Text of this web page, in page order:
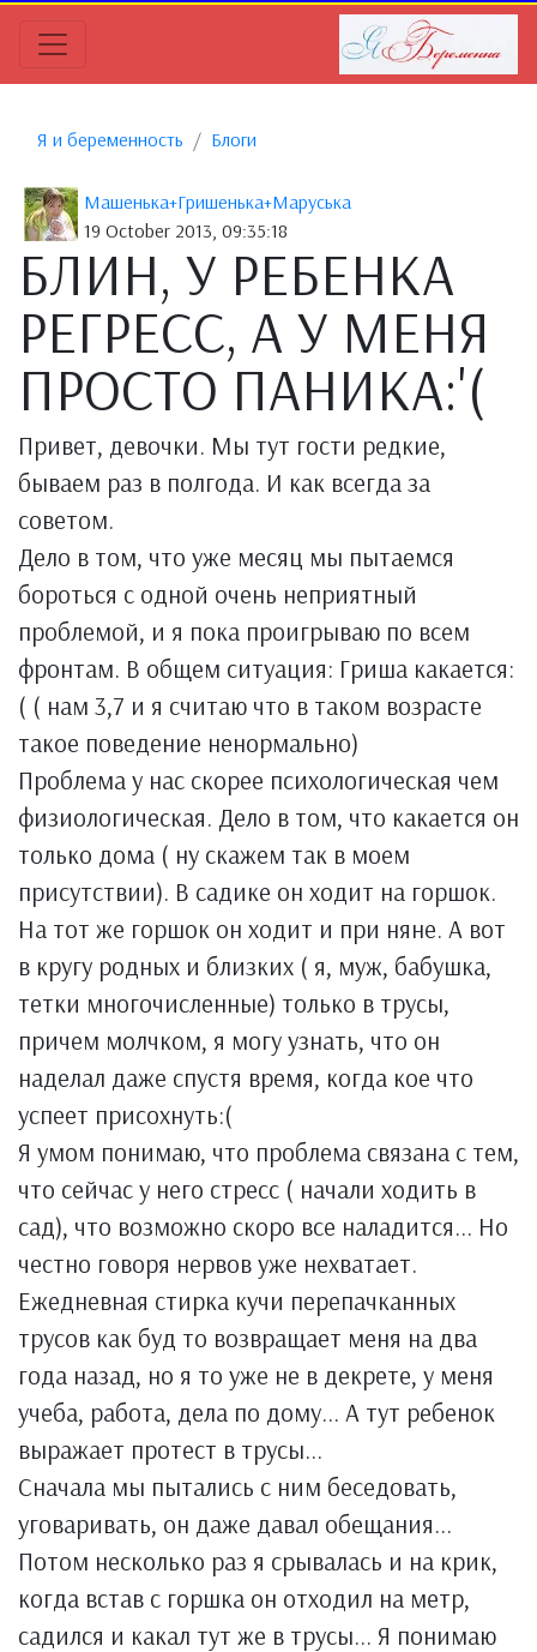
Я и беременность Блоги
Машенька+Гришенька+Маруська
19 October 2013, 09:35:18
БЛИН, У РЕБЕНКА
РЕГРЕСС, А У МЕНЯ
ПРОСТО ПАНИКА:'(
Привет, девочки. Мы тут гости редкие,
бываем раз в полгода. И как всегда за
советом.
Дело в том, что уже месяц мы пытаемся
бороться с одной очень неприятный
проблемой, и я пока проигрываю по всем
фронтам. В общем ситуация: Гриша какается:
( ( нам 3,7 и я считаю что в таком возрасте
такое поведение ненормально)
Проблема у нас скорее психологическая чем
физиологическая. Дело в том, что какается он
только дома ( ну скажем так в моем
присутствии). В садике он ходит на горшок.
На тот же горшок он ходит и при няне. А вот
в кругу родных и близких ( я, муж, бабушка,
тетки многочисленные) только в трусы,
причем молчком, я могу узнать, что он
наделал даже спустя время, когда кое что
успеет присохнуть:(
Я умом понимаю, что проблема связана с тем,
что сейчас у него стресс ( начали ходить в
сад), что возможно скоро все наладится... Но
честно говоря нервов уже нехватает.
Ежедневная стирка кучи перепачканных
трусов как буд то возвращает меня на два
года назад, но я то уже не в декрете, у меня
учеба, работа, дела по дому... А тут ребенок
выражает протест в трусы...
Сначала мы пытались с ним беседовать,
уговаривать, он даже давал обещания...
Потом несколько раз я срывалась и на крик,
когда встав с горшка он отходил на метр,
садился и какал тут же в трусы... Я понимаю